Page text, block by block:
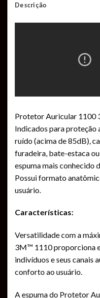
Descrição
Protetor Auricular 1100
Indicados para proteção
ruído (acima de 85dB),
furadeira, bate-estaca
espuma mais conhecido
Possui formato
usuário.
Características:
Versatilidade com a
3M™ 1110 proporciona
indivíduos e seus canais
conforto ao usuário.
A espuma do Protetor